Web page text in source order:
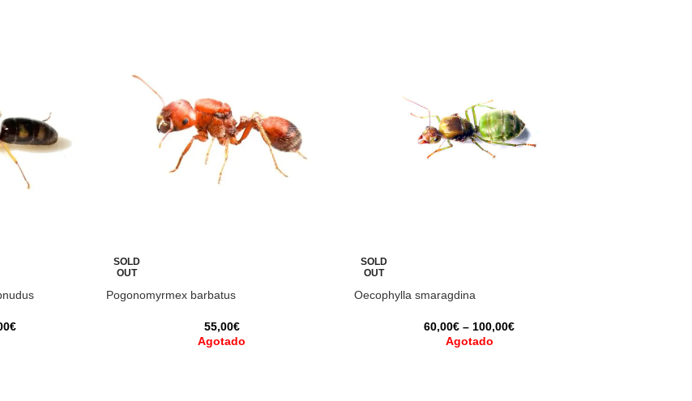
€
SOLD
OUT
Pogonomyrmex barbatus
55,00€
Agotado
SOLD
OUT
Oecophylla smaragdina
60,00€ – 100,00€
Agotado